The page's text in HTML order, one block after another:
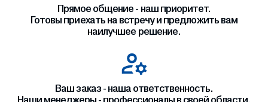
Прямое общение - наш приоритет.
Готовы приехать на встречу и предложить вам
наилучшее решение.
Ваш заказ - наша ответственность.